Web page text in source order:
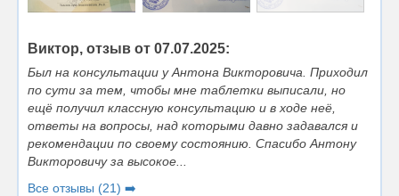
Виктор, отзыв от 07.07.2025:
Был на консультации у Антона Викторовича. Приходил
по сути за тем, чтобы мне таблетки выписали, но
ещё получил классную консультацию и в ходе неё,
ответы на вопросы, над которыми давно задавался и
рекомендации по своему состоянию. Спасибо Антону
Викторовичу за высокое...
Все отзывы (21) ➡️